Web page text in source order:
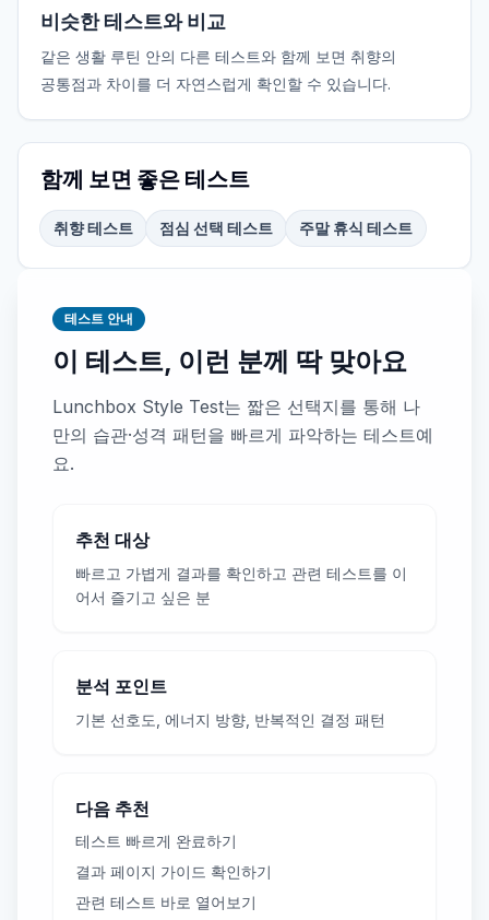
비슷한 테스트와 비교
같은 생활 루틴 안의 다른 테스트와 함께 보면 취향의
공통점과 차이를 더 자연스럽게 확인할 수 있습니다.
함께 보면 좋은 테스트
취향 테스트 점심 선택 테스트 주말 휴식 테스트
테스트 안내
이 테스트, 이런 분께 딱 맞아요
Lunchbox Style Test는 짧은 선택지를 통해 나
만의 습관·성격 패턴을 빠르게 파악하는 테스트예
요.
추천 대상
빠르고 가볍게 결과를 확인하고 관련 테스트를 이
어서 즐기고 싶은 분
분석 포인트
기본 선호도, 에너지 방향, 반복적인 결정 패턴
다음 추천
테스트 빠르게 완료하기
결과 페이지 가이드 확인하기
관련 테스트 바로 열어보기